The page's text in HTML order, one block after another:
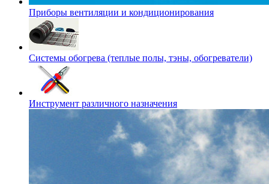
Приборы вентиляции и кондиционирования
Системы обогрева (теплые полы, тэны, обогреватели)
Инструмент различного назначения